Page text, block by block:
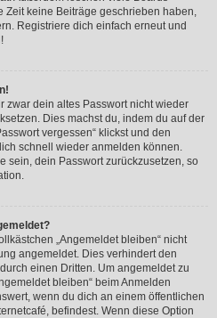
Zeit keine Beiträge geschrieben haben,
Registriere dich einfach erneut und
zwar dein altes Passwort nicht wieder
Dies machst du, indem du auf der
vergessen“ klickst und den
schnell wieder anmelden können.
sein, dein Passwort zurückzusetzen, so
„Angemeldet bleiben“ nicht
angemeldet. Dies verhindert den
einen Dritten. Um angemeldet zu
bleiben“ beim Anmelden
wenn du dich an einem öffentlichen
befindest. Wenn diese Option